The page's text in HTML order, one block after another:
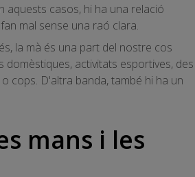
aquests casos, hi ha una relació
mal sense una raó clara.
la mà és una part del nostre cos
activitats esportives, des
cops. D'altra banda, també hi ha un
mans i les